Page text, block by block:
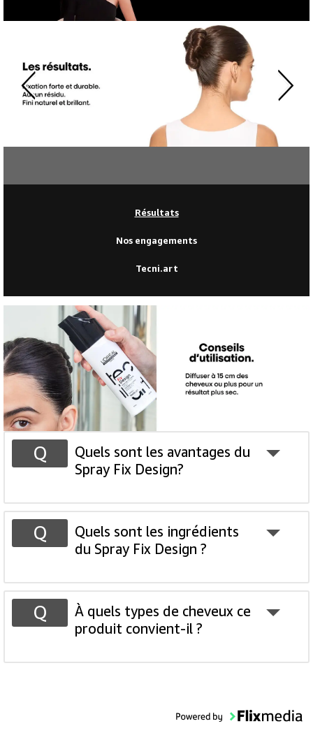
Résultats
Nos engagements
Tecni.art
Quels sont les avantages du
Spray Fix Design?
Quels sont les ingrédients
du Spray Fix Design ?
À quels types de cheveux ce
produit convient-il ?